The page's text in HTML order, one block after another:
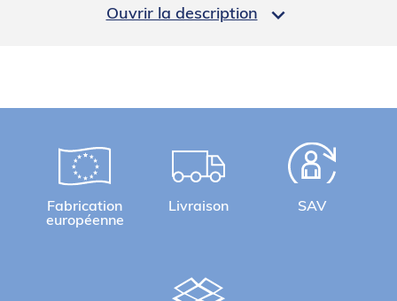
Ouvrir la description 
Fabrication
européenne
Livraison SAV